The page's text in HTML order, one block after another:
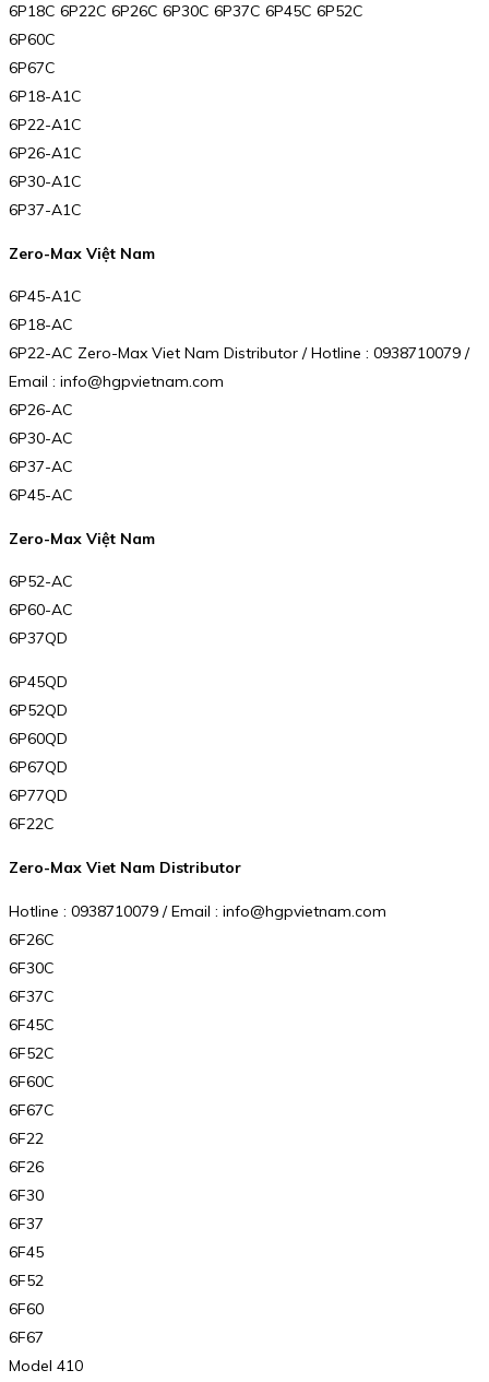
6P18C 6P22C 6P26C 6P30C 6P37C 6P45C 6P52C
6P60C
6P67C
6P18-A1C
6P22-A1C
6P26-A1C
6P30-A1C
6P37-A1C
Zero-Max Việt Nam
6P45-A1C
6P18-AC
6P22-AC Zero-Max Viet Nam Distributor / Hotline : 0938710079 /
Email : info@hgpvietnam.com
6P26-AC
6P30-AC
6P37-AC
6P45-AC
Zero-Max Việt Nam
6P52-AC
6P60-AC
6P37QD
6P45QD
6P52QD
6P60QD
6P67QD
6P77QD
6F22C
Zero-Max Viet Nam Distributor
Hotline : 0938710079 / Email : info@hgpvietnam.com
6F26C
6F30C
6F37C
6F45C
6F52C
6F60C
6F67C
6F22
6F26
6F30
6F37
6F45
6F52
6F60
6F67
Model 410